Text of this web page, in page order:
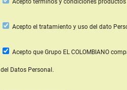
Acepto términos y condiciones productos
Aceptoel tratamiento y uso del dato
Acepto que Grupo EL COLOMBIANO
del Datos Personal.